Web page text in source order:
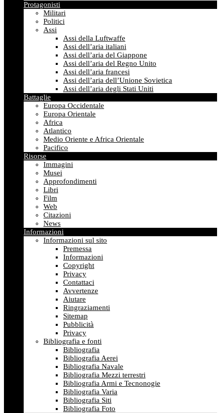
Protagonisti
Militari
Politici
Assi
Assi della Luftwaffe
Assi dell’aria italiani
Assi dell’aria del Giappone
Assi dell’aria del Regno Unito
Assi dell’aria francesi
Assi dell’aria dell’Unione Sovietica
Assi dell’aria degli Stati Uniti
Battaglie
Europa Occidentale
Europa Orientale
Africa
Atlantico
Medio Oriente e Africa Orientale
Pacifico
Risorse
Immagini
Musei
Approfondimenti
Libri
Film
Web
Citazioni
News
Informazioni
Informazioni sul sito
Premessa
Informazioni
Copyright
Privacy
Contattaci
Avvertenze
Aiutare
Ringraziamenti
Sitemap
Pubblicità
Privacy
Bibliografia e fonti
Bibliografia
Bibliografia Aerei
Bibliografia Navale
Bibliografia Mezzi terrestri
Bibliografia Armi e Tecnonogie
Bibliografia Varia
Bibliografia Siti
Bibliografia Foto